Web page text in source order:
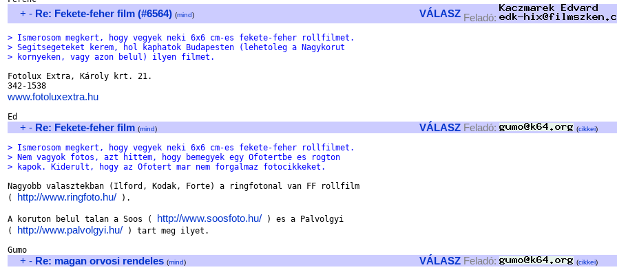
+ - Re: Fekete-feher film (#6564) (mind) VÁLASZ Feladó:
> Ismerosom megkert, hogy vegyek neki 6x6 cm-es fekete-feher rollfilmet.
> Segitsegeteket kerem, hol kaphatok Budapesten (lehetoleg a Nagykorut
> kornyeken, vagy azon belul) ilyen filmet.
Fotolux Extra, Károly krt. 21.
www.fotoluxextra.hu
+ - Re: Fekete-feher film (mind) VÁLASZ Feladó: (cikkei)
> Ismerosom megkert, hogy vegyek neki 6x6 cm-es fekete-feher rollfilmet.
> Nem vagyok fotos, azt hittem, hogy bemegyek egy Ofotertbe es rogton
> kapok. Kiderult, hogy az Ofotert mar nem forgalmaz fotocikkeket.
Nagyobb valasztekban (Ilford, Kodak, Forte) a ringfotonal van FF rollfilm
( http://www.ringfoto.hu/ ).
A koruton belul talan a Soos ( http://www.soosfoto.hu/ ) es a Palvolgyi
( http://www.palvolgyi.hu/ ) tart meg ilyet.
+ - Re: magan orvosi rendeles (mind) VÁLASZ Feladó: (cikkei)